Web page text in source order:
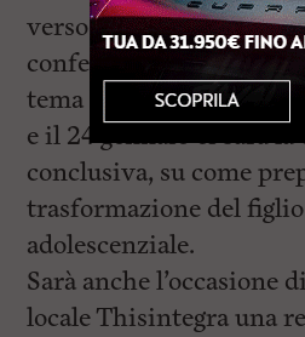
verso la
conferenze ci saranno il
tema le tipologie di
e il 24 gennaio ci sarà
conclusiva, su come
trasformazione del figlio
adolescenziale.
Sarà anche l’occasione
locale Thisintegra una